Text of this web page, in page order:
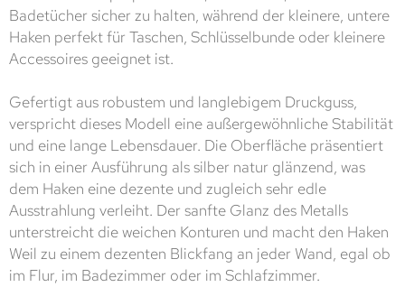
Badetücher sicher zu halten, während der kleinere, untere
Haken perfekt für Taschen, Schlüsselbunde oder kleinere
Accessoires geeignet ist.
Gefertigt aus robustem und langlebigem Druckguss,
verspricht dieses Modell eine außergewöhnliche Stabilität
und eine lange Lebensdauer. Die Oberfläche präsentiert
sich in einer Ausführung als silber natur glänzend, was
dem Haken eine dezente und zugleich sehr edle
Ausstrahlung verleiht. Der sanfte Glanz des Metalls
unterstreicht die weichen Konturen und macht den Haken
Weil zu einem dezenten Blickfang an jeder Wand, egal ob
im Flur, im Badezimmer oder im Schlafzimmer.